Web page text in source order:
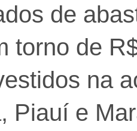
de
torno de
na
Piauí e